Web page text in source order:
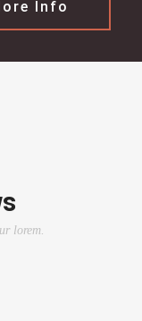
Info
lorem.